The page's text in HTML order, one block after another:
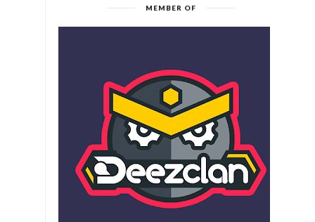
MEMBER OF